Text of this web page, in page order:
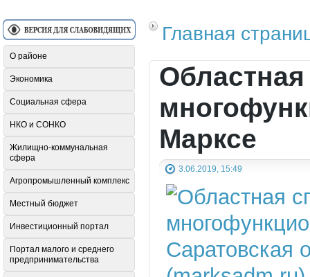
Главная
Областная
Марксе
3.06.2019, 15:49
О районе
Экономика
Социальная сфера
НКО и СОНКО
Жилищно-коммунальная
сфера
Агропромышленный комплекс
Местный бюджет
Инвестиционный портал
Портал малого и среднего
предпринимательства